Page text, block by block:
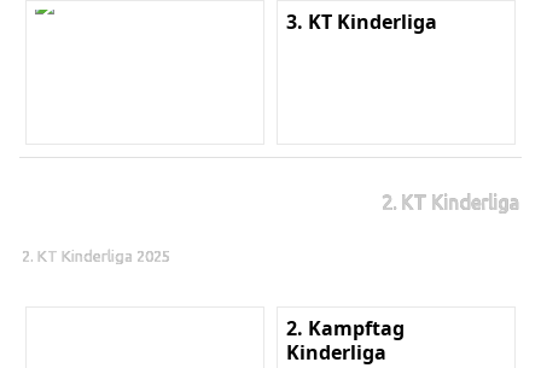
3. KT Kinderliga
2. KT Kinderliga
2. KT Kinderliga 2025
2. Kampftag
Kinderliga